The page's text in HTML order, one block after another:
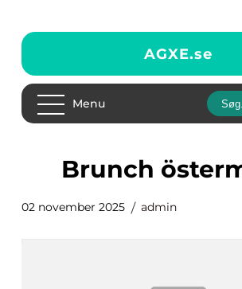
AGXE.se
Menu
brunch
02 november 2025 admin